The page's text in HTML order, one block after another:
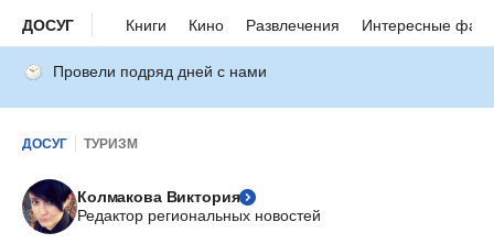
ДОСУГ Книги Кино Развлечения Интересные
Провели подряд дней с нами
ДОСУГ ТУРИЗМ
Колмакова Виктория
Редактор региональных новостей